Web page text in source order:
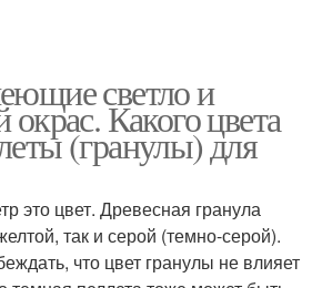
светло и
Какого цвета
(гранулы) для
это цвет. Древесная гранула
так и серой (темно-серой).
что цвет гранулы не влияет